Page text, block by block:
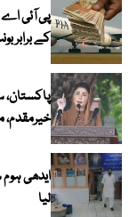
پی آئی اے
کے برابر
خیرمقدم،
ایدھی
لیا